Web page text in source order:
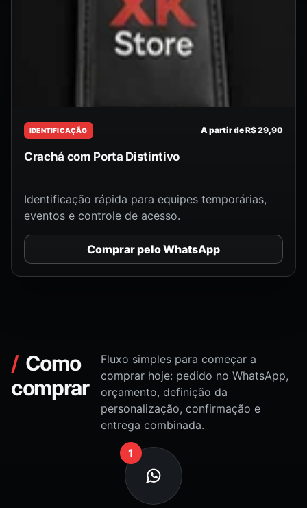
IDENTIFICAÇÃO A partir de R$ 29,90
Crachá com Porta Distintivo
Identificação rápida para equipes temporárias,
eventos e controle de acesso.
Comprar pelo WhatsApp
Como
comprar
Fluxo simples para começar a
comprar hoje: pedido no WhatsApp,
orçamento, definição da
personalização, confirmação e
entrega combinada.
1